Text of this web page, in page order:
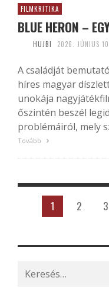
FILMKRITIKA
BLUE HERON –
HUJBI 2026. JÚNIUS
A családját
híres magyar
unokája
őszintén beszél
problémáiról, mely
Tovább
1 2 3
Search
for: